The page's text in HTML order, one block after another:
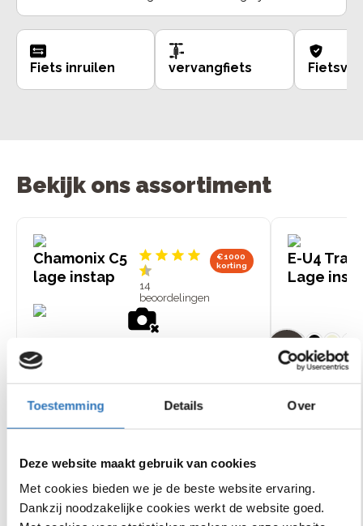
Toestemming Details Over
Deze website maakt gebruik van cookies
Met cookies bieden we je de beste website ervaring.
Dankzij noodzakelijke cookies werkt de website goed.
Fiets inruilen vervangfiets
Bekijk ons assortiment
Chamonix C5
lage instap
14
beoordelingen
€1000
korting
middenmotor, 85 Nm
5 Shimano Nexus
Actieradius van 60 tot 150
Bekijk
E-U4
Lage
middenmotor, 40
7 Shimano Nexus
Actieradius van